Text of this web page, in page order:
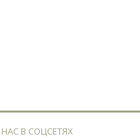
В СОЦСЕТЯХ